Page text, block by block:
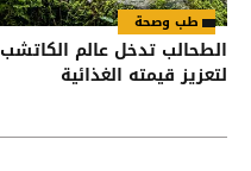
طب وصحة
الطحالب تدخل عالم الكاتشب
لتعزيز قيمته الغذائية